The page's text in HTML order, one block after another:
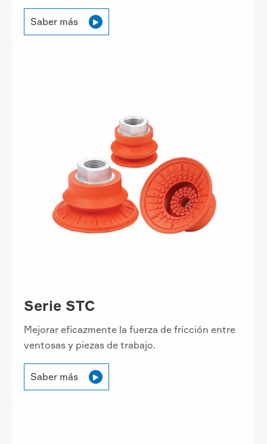
Saber más 
Serie STC
Mejorar eficazmente la fuerza de fricción entre
ventosas y piezas de trabajo.
Saber más 